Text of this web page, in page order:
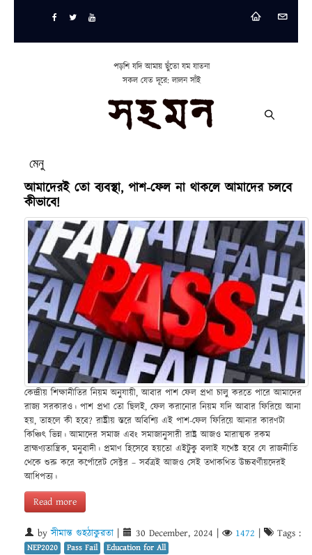
পড়শি যদি আমায় ছুঁতো যম যাতনা
সকল যেত দূরে: লালন সাঁই
মেনু
আমাদেরই তো ব্যবস্থা, পাশ-ফেল না থাকলে আমাদের চলবে
কীভাবে!
কেন্দ্রীয় শিক্ষানীতির নিয়ম অনুযায়ী, আবার পাশ ফেল প্রথা চালু করতে পারে আমাদের
রাজ্য সরকারও। পাশ প্রথা তো ছিলই, ফেল করানোর নিয়ম যদি আবার ফিরিয়ে আনা
হয়, তাহলে কী হবে? রাষ্ট্রীয় স্তরে অবিশ্যি এই পাশ-ফেল ফিরিয়ে আনার কারণটা
কিঞ্চিৎ ভিন্ন। আমাদের সমাজ এবং সমাজানুসারী রাষ্ট্র আজও মারাত্মক রকম
ব্রাহ্মণ্যতান্ত্রিক, মনুবাদী। প্রমাণ হিসেবে হয়তো এইটুকু বলাই যথেষ্ট হবে যে রাজনীতি
থেকে শুরু করে কর্পোরেট সেক্টর – সর্বত্রই আজও সেই তথাকথিত উচ্চবর্ণীয়দেরই
আধিপত্য।
Read more
byসীমান্ত গুহঠাকুরতা 30 December, 2024 1472 Tags :
NEP2020 Pass Fail Education for All